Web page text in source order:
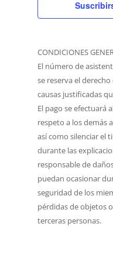
CONDICIONES
El número de
se reserva el
causas justificadas
El pago se efectuará
respeto a los demás
así como silenciar el
durante las
responsable de
puedan ocasionar
seguridad de los
pérdidas de objetos
terceras personas.